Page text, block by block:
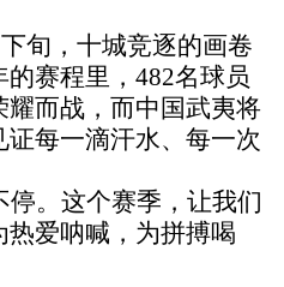
旬，十城竞逐的画卷
赛程里，482名球员
而战，而中国武夷将
每一滴汗水、每一次
停。这个赛季，让我们
爱呐喊，为拼搏喝